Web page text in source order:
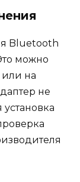
Bluetooth
можно
или на
не